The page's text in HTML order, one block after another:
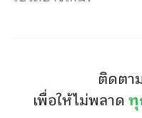
ติดตา
เพื่อให้ไม่พลาดทุ